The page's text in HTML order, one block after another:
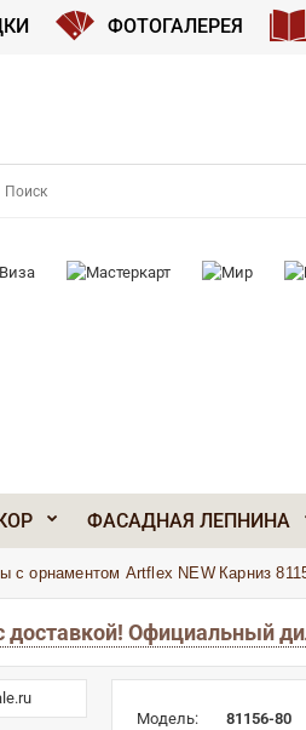
ФОТОГАЛЕРЕЯ
ФАСАДНАЯ ЛЕПНИНА
с орнаментом Artflex NEW Карниз
доставкой! Официальный
Модель:
81156-80